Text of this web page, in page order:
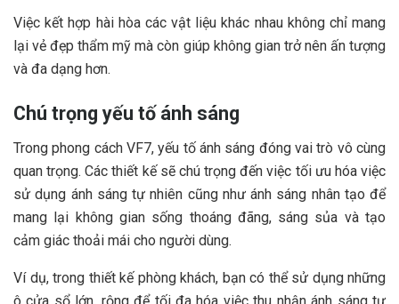
Việc kết hợp hài hòa các vật liệu khác nhau không chỉ mang
lại vẻ đẹp thẩm mỹ mà còn giúp không gian trở nên ấn tượng
và đa dạng hơn.
Chú trọng yếu tố ánh sáng
Trong phong cách VF7, yếu tố ánh sáng đóng vai trò vô cùng
quan trọng. Các thiết kế sẽ chú trọng đến việc tối ưu hóa việc
sử dụng ánh sáng tự nhiên cũng như ánh sáng nhân tạo để
mang lại không gian sống thoáng đãng, sáng sủa và tạo
cảm giác thoải mái cho người dùng.
Ví dụ, trong thiết kế phòng khách, bạn có thể sử dụng những